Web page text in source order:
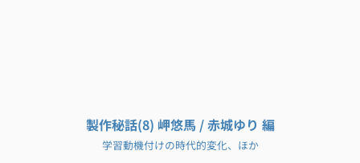
製作秘話(8) 岬悠馬 / 赤城ゆり 編
学習動機付けの時代的変化、ほか